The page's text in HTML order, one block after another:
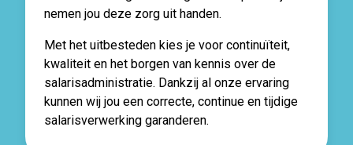
nemen jou deze zorg uit handen.
Met het uitbesteden kies je voor continuïteit,
kwaliteit en het borgen van kennis over de
salarisadministratie. Dankzij al onze ervaring
kunnen wij jou een correcte, continue en tijdige
salarisverwerking garanderen.